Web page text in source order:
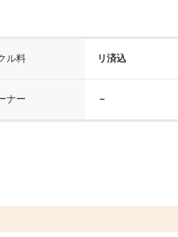
ル料 リ済込
ナー －